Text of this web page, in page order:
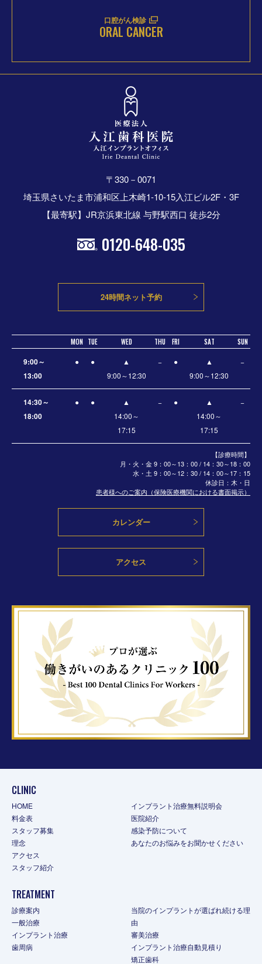
口腔がん検診
ORAL CANCER
〒330－0071
埼玉県さいたま市浦和区上木崎1-10-15入江ビル2F・3F
【最寄駅】JR京浜東北線 与野駅西口 徒歩2分
0120-648-035
24時間ネット予約
MON TUE WED THU FRI SAT SUN
【診療時間】
月・火・金 9：00～13：00 / 14：30～18：00
水・土 9：00～12：30 / 14：00～17：15
休診日：木・日
患者様へのご案内（保険医療機関における書面掲示）
9:00～
13:00
● ●
▲
9:00～12:30
− ●
▲
9:00～12:30
−
14:30～
18:00
● ●
▲
14:00～
17:15
− ●
▲
14:00～
17:15
−
カレンダー
アクセス
CLINIC
HOME
料金表
スタッフ募集
理念
アクセス
スタッフ紹介
インプラント治療無料説明会
医院紹介
感染予防について
あなたのお悩みをお聞かせください
TREATMENT
診療案内
一般治療
インプラント治療
歯周病
当院のインプラントが選ばれ続ける理
由
審美治療
インプラント治療自動見積り
矯正歯科